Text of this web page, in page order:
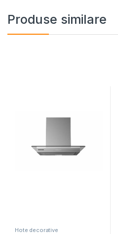
Produse similare
Hote decorative